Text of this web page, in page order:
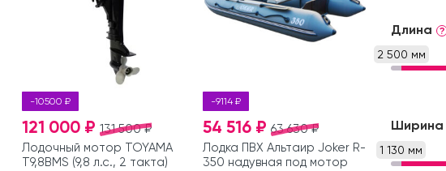
-10500 ₽
131 500 ₽
121 000 ₽
Лодочный мотор TOYAMA
T9,8BMS (9,8 л.с., 2 такта)
-9114 ₽
63 630 ₽
54 516 ₽
Лодка ПВХ Альтаир Joker R-
350 надувная под мотор
Длина ?
2 500 мм
Ширина
1 130 мм